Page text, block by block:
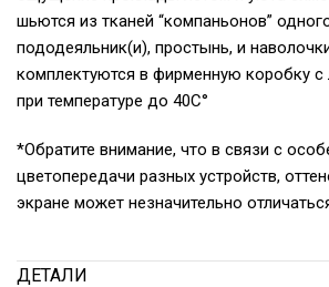
шьются из тканей “компаньонов”
пододеяльник(и), простынь, и
комплектуются в фирменную коробку с
при температуре до 40С°
*Обратите внимание, что в связи с
цветопередачи разных устройств,
экране может незначительно
ДЕТАЛИ